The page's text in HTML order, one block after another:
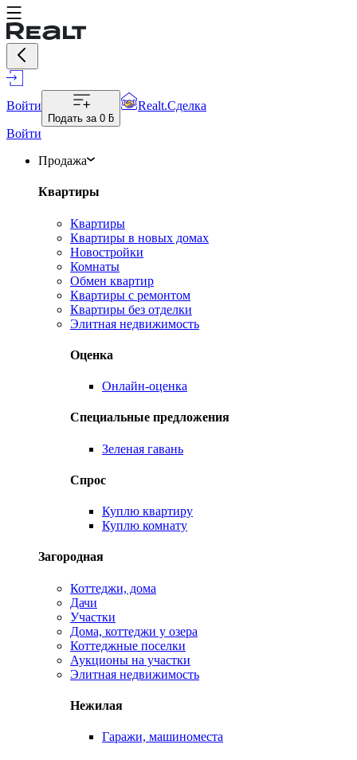
Войти
Подать за 0 ƃ
Realt.Сделка
Войти
Продажа
Квартиры
Квартиры
Квартиры в новых домах
Новостройки
Комнаты
Обмен квартир
Квартиры с ремонтом
Квартиры без отделки
Элитная недвижимость
Оценка
Онлайн-оценка
Специальные предложения
Зеленая гавань
Спрос
Куплю квартиру
Куплю комнату
Загородная
Коттеджи, дома
Дачи
Участки
Дома, коттеджи у озера
Коттеджные поселки
Аукционы на участки
Элитная недвижимость
Нежилая
Гаражи, машиноместа